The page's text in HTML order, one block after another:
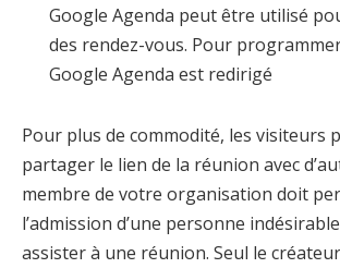
Google Agenda peut être utilisé
des rendez-vous. Pour
Google Agenda est redirigé
Pour plus de commodité, les visiteurs
partager le lien de la réunion avec
membre de votre organisation doit
l’admission d’une personne
assister à une réunion. Seul le